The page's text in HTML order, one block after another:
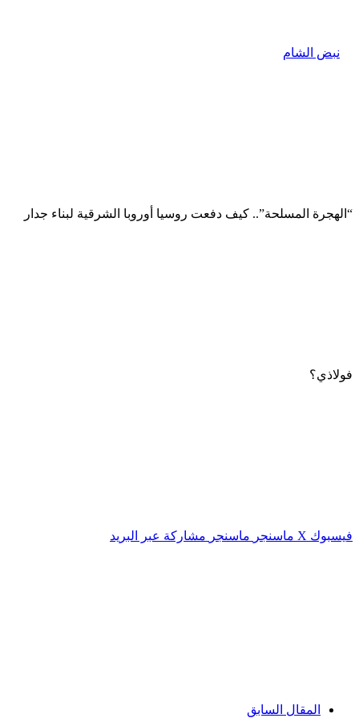
“الهجرة المسلحة”.. كيف دفعت روسيا أوروبا الشرقية لبناء جدار
فولاذي؟
فيسبوك ‫X ماسنجر ماسنجر مشاركة عبر البريد
المقال السابق